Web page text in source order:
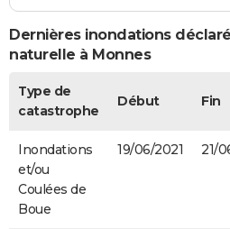
Dernières inondations
naturelle à Monnes
Type de
catastrophe
Début Fin
Inondations
et/ou
Coulées de
Boue
19/06/2021 21/